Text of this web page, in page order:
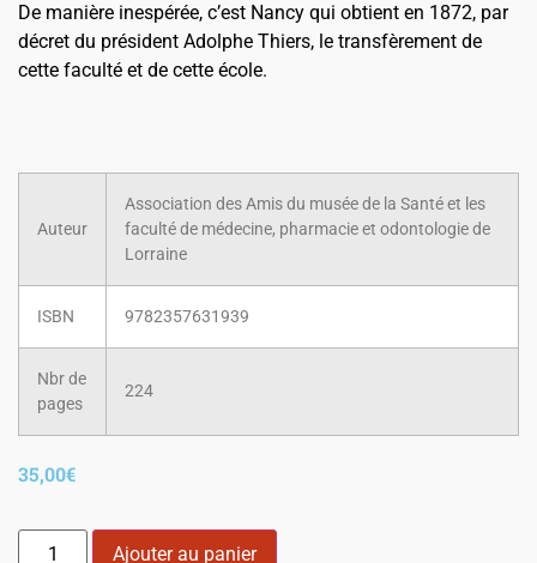
De manière inespérée, c’est Nancy qui obtient en 1872, par
décret du président Adolphe Thiers, le transfèrement de
cette faculté et de cette école.
Auteur
Association des Amis du musée de la Santé et les
faculté de médecine, pharmacie et odontologie de
Lorraine
ISBN 9782357631939
Nbr de
pages
224
35,00€
Ajouter au panier